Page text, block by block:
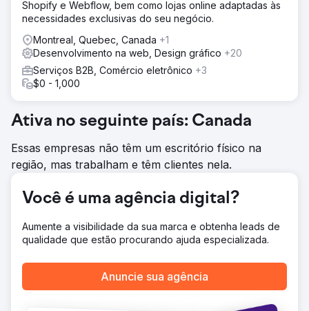
Resultado
PA tem sido um trunfo nas estruturas de nossas iniciativas
a comunicar as dores, necessidades e desejos e depois
permitir que eles forneçam soluções com a nossa equipe.
Eles são orientados por processos e são parceiros em
nosso crescimento de vendas.
Ir para a página da agência
Shopify e Webflow, bem como lojas online adaptadas às
necessidades exclusivas do seu negócio.
Montreal, Quebec, Canada +1
Desenvolvimento na web, Design gráfico +20
Serviços B2B, Comércio eletrônico +3
$0 - 1,000
Ativa no seguinte país: Canada
Essas empresas não têm um escritório físico na
região, mas trabalham e têm clientes nela.
Você é uma agência digital?
Aumente a visibilidade da sua marca e obtenha leads de
qualidade que estão procurando ajuda especializada.
Anuncie sua agência